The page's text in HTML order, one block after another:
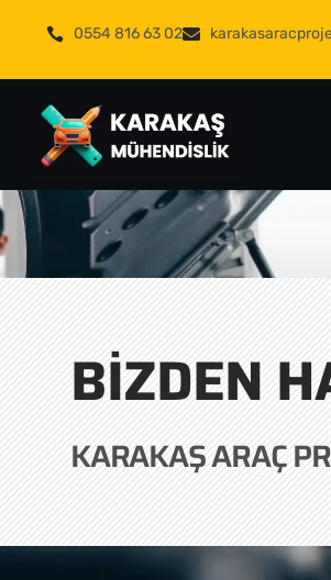
0554 816 63 02
BIZDEN
KARAKAŞ ARAÇ